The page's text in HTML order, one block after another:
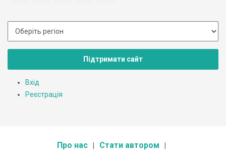
Підтримати сайт
Вхід
Реєстрація
Про нас Стати автором